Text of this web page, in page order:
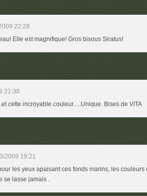
22:28
Elle est magnifique! Gros bisous Siratus!
21:38
cette incroyable couleur.....Unique. Bises de VITA
2009 19:21
les yeux apaisant ces fonds marins, les
se lasse jamais .